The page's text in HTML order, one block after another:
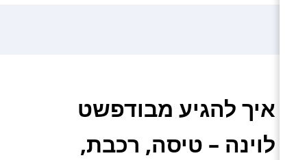
איך להגיע מבודפשט
לוינה – טיסה, רכבת,